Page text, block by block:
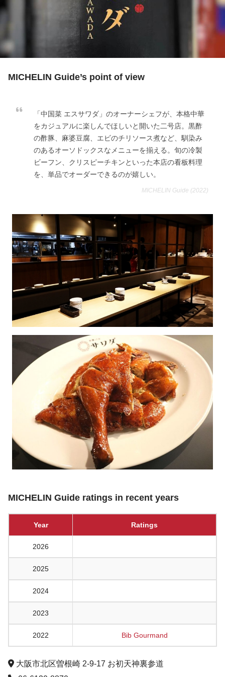
MICHELIN Guide’s point of view
「中国菜 エスサワダ」のオーナーシェフが、本格中華
をカジュアルに楽しんでほしいと開いた二号店。黒酢
の酢豚、麻婆豆腐、エビのチリソース煮など、馴染み
のあるオーソドックスなメニューを揃える。旬の冷製
ビーフン、クリスピーチキンといった本店の看板料理
を、単品でオーダーできるのが嬉しい。
MICHELIN Guide (2022)
MICHELIN Guide ratings in recent years
Year Ratings
2026
2025
2024
2023
2022 Bib Gourmand
大阪市北区曽根崎 2-9-17 お初天神裏参道